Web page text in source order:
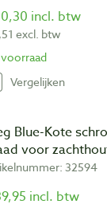
incl. btw
excl. btw
Vergelijken
Blue-Kote
voor
32594
incl. btw